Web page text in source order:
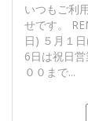
いつもご利
せです。
日) ５月１
6日は祝日
００まで...